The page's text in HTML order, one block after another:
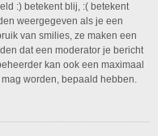
:) betekent blij, :( betekent
weergegeven als je een
van smilies, ze maken een
dat een moderator je bericht
kan ook een maximaal
worden, bepaald hebben.